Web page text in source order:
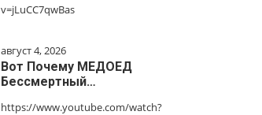
v=jLuCC7qwBas
август 4, 2026
Вот Почему МЕДОЕД
Бессмертный…
https://www.youtube.com/watch?